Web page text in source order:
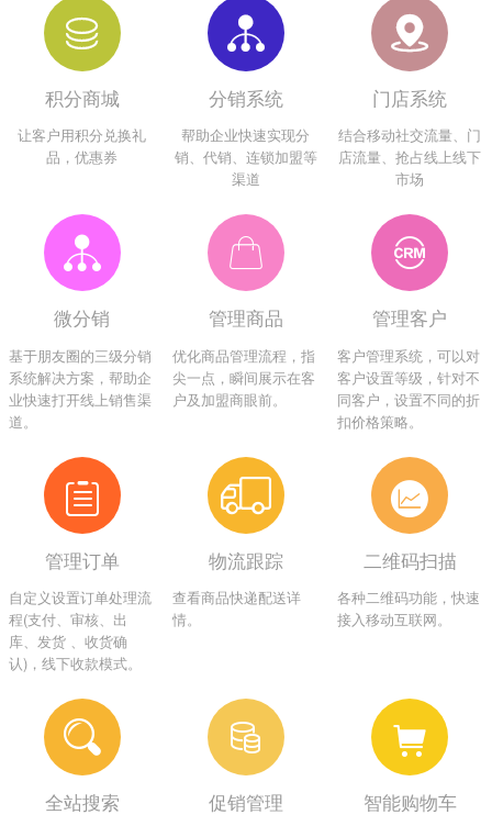
积分商城
让客户用积分兑换礼
品，优惠券
分销系统
帮助企业快速实现分
销、代销、连锁加盟等
渠道
门店系统
结合移动社交流量、门
店流量、抢占线上线下
市场
微分销
基于朋友圈的三级分销
系统解决方案，帮助企
业快速打开线上销售渠
道。
管理商品
优化商品管理流程，指
尖一点，瞬间展示在客
户及加盟商眼前。
管理客户
客户管理系统，可以对
客户设置等级，针对不
同客户，设置不同的折
扣价格策略。
管理订单
自定义设置订单处理流
程(支付、审核、出
库、发货 、收货确
认)，线下收款模式。
物流跟踪
查看商品快递配送详
情。
二维码扫描
各种二维码功能，快速
接入移动互联网。
全站搜索 促销管理 智能购物车